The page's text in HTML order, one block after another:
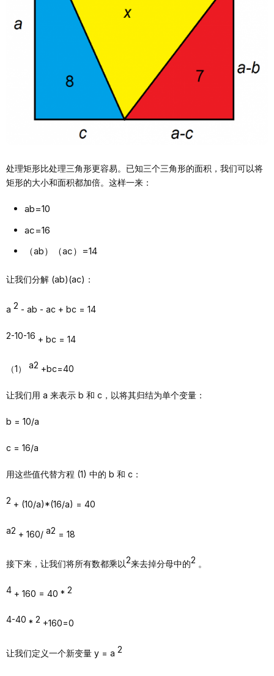
处理矩形比处理三角形更容易。已知三个三角形的面积，我们可以将
矩形的大小和面积都加倍。这样一来：
ab=10
ac=16
（ab）（ac）=14
让我们分解 (ab)(ac)：
a 2 - ab - ac + bc = 14
2-10-16 + bc = 14
（1） a2 +bc=40
让我们用 a 来表示 b 和 c，以将其归结为单个变量：
b = 10/a
c = 16/a
用这些值代替方程 (1) 中的 b 和 c：
2 + (10/a)*(16/a) = 40
a2 + 160/ a2 = 18
接下来，让我们将所有数都乘以2来去掉分母中的2 。
4 + 160 = 40 * 2
4-40 * 2 +160=0
让我们定义一个新变量 y = a 2